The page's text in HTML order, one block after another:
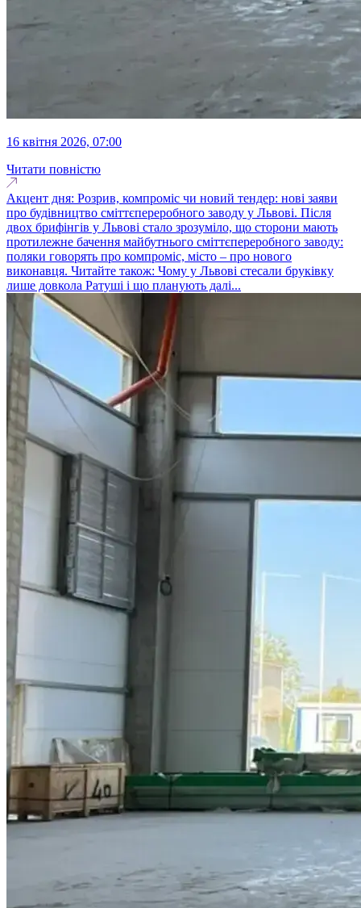
16 квітня 2026, 07:00
Читати повністю
Акцент дня: Розрив, компроміс чи новий тендер: нові заяви
про будівництво сміттєпереробного заводу у Львові. Після
двох брифінгів у Львові стало зрозуміло, що сторони мають
протилежне бачення майбутнього сміттєпереробного заводу:
поляки говорять про компроміс, місто – про нового
виконавця. Читайте також: Чому у Львові стесали бруківку
лише довкола Ратуші і що планують далі...